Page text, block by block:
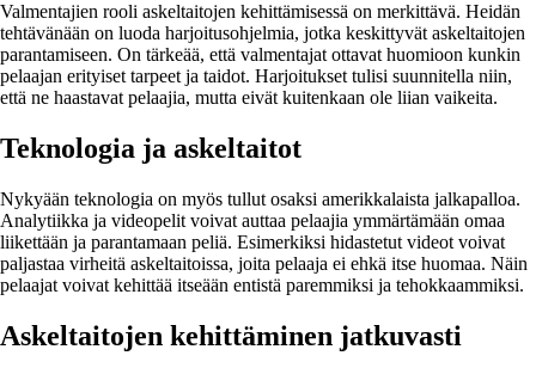
Valmentajien rooli askeltaitojen kehittämisessä on merkittävä. Heidän
tehtävänään on luoda harjoitusohjelmia, jotka keskittyvät askeltaitojen
parantamiseen. On tärkeää, että valmentajat ottavat huomioon kunkin
pelaajan erityiset tarpeet ja taidot. Harjoitukset tulisi suunnitella niin,
että ne haastavat pelaajia, mutta eivät kuitenkaan ole liian vaikeita.
Teknologia ja askeltaitot
Nykyään teknologia on myös tullut osaksi amerikkalaista jalkapalloa.
Analytiikka ja videopelit voivat auttaa pelaajia ymmärtämään omaa
liikettään ja parantamaan peliä. Esimerkiksi hidastetut videot voivat
paljastaa virheitä askeltaitoissa, joita pelaaja ei ehkä itse huomaa. Näin
pelaajat voivat kehittää itseään entistä paremmiksi ja tehokkaammiksi.
Askeltaitojen kehittäminen jatkuvasti